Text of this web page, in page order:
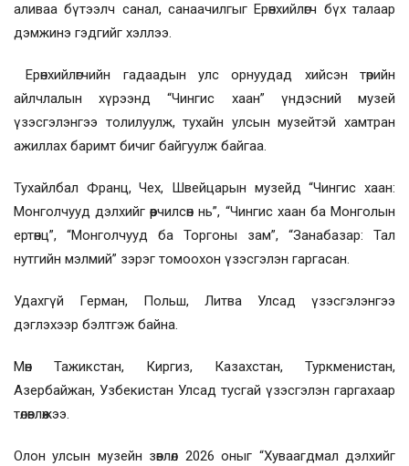
аливаа бүтээлч санал, санаачилгыг Ерөнхийлөгч бүх талаар
дэмжинэ гэдгийг хэллээ.
Ерөнхийлөгчийн гадаадын улс орнуудад хийсэн төрийн
айлчлалын хүрээнд “Чингис хаан” үндэсний музей
үзэсгэлэнгээ толилуулж, тухайн улсын музейтэй хамтран
ажиллах баримт бичиг байгуулж байгаа.
Тухайлбал Франц, Чех, Швейцарын музейд “Чингис хаан:
Монголчууд дэлхийг өөрчилсөн нь”, “Чингис хаан ба Монголын
ертөнц”, “Монголчууд ба Торгоны зам”, “Занабазар: Тал
нутгийн мэлмий” зэрэг томоохон үзэсгэлэн гаргасан.
Удахгүй Герман, Польш, Литва Улсад үзэсгэлэнгээ
дэглэхээр бэлтгэж байна.
Мөн Тажикстан, Киргиз, Казахстан, Туркменистан,
Азербайжан, Узбекистан Улсад тусгай үзэсгэлэн гаргахаар
төлөвлөжээ.
Олон улсын музейн зөвлөл 2026 оныг “Хуваагдмал дэлхийг